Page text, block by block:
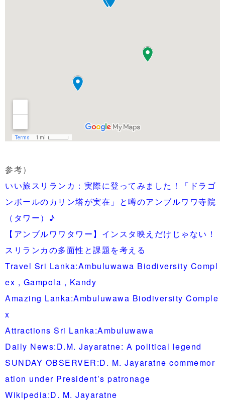
参考）
いい旅スリランカ：実際に登ってみました！「ドラゴ
ンボールのカリン塔が実在」と噂のアンブルワワ寺院
（タワー）♪
【アンブルワワタワー】インスタ映えだけじゃない！
スリランカの多面性と課題を考える
Travel Sri Lanka:Ambuluwawa Biodiversity Compl
ex , Gampola , Kandy
Amazing Lanka:Ambuluwawa Biodiversity Comple
x
Attractions Sri Lanka:Ambuluwawa
Daily News:D.M. Jayaratne: A political legend
SUNDAY OBSERVER:D. M. Jayaratne commemor
ation under President’s patronage
Wikipedia:D. M. Jayaratne